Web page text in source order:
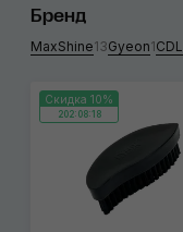
Бренд
MaxShine13Gyeon1CDL
Скидка 10%
202:08:17